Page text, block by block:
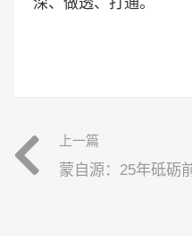
上一篇
蒙自源：25年砥砺